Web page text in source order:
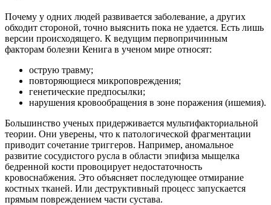
Почему у одних людей развивается заболевание, а других
обходит стороной, точно выяснить пока не удается. Есть лишь
версии происходящего. К ведущим первопричинным
факторам болезни Кенига в ученом мире относят:
острую травму;
повторяющиеся микроповреждения;
генетические предпосылки;
нарушения кровообращения в зоне поражения (ишемия).
Большинство ученых придерживается мультифакториальной
теории. Они уверены, что к патологической фрагментации
приводит сочетание триггеров. Например, аномальное
развитие сосудистого русла в области эпифиза мыщелка
бедренной кости провоцирует недостаточность
кровоснабжения. Это объясняет последующее отмирание
костных тканей. Или деструктивный процесс запускается
прямым повреждением части сустава.